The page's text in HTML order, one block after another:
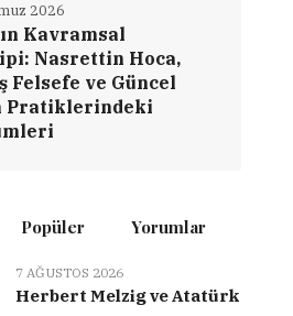
Kavramsal
Nasrettin Hoca,
Felsefe ve Güncel
Pratiklerindeki
2026
Popüler Yorumlar
7 AĞUSTOS 2026
Herbert Melzig ve Atatürk